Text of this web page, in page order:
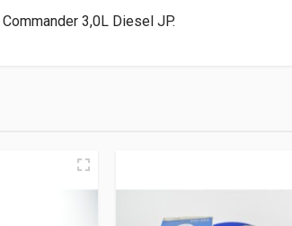
3,0L Diesel JP.